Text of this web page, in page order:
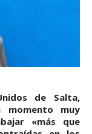
de Salta,
muy
«más que